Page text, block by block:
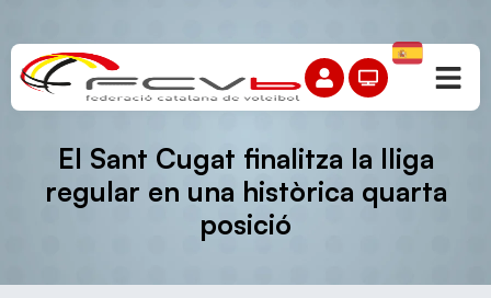
El Sant Cugat finalitza la lliga
regular en una històrica quarta
posició